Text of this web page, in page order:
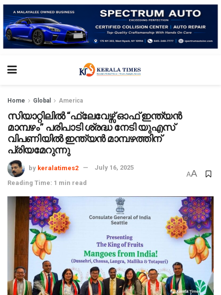
Home Global America
സിയാറ്റിലിൽ “ഫ്ലേവേഴ്സ് ഓഫ് ഇന്ത്യൻ
മാമ്പഴം” പരിപാടി ശ്രദ്ധ നേടി യുഎസ്
വിപണിയിൽ ഇന്ത്യൻ മാമ്പഴത്തിന്
പ്രിയമേറുന്നു
by keralatimes2 July 16, 2025
Reading Time: 1 min read
AA